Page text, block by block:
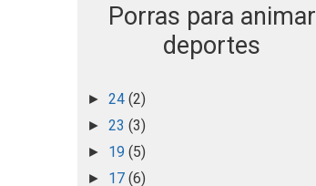
Porras para animar
deportes
► 24 (2)
► 23 (3)
► 19 (5)
► 17 (6)